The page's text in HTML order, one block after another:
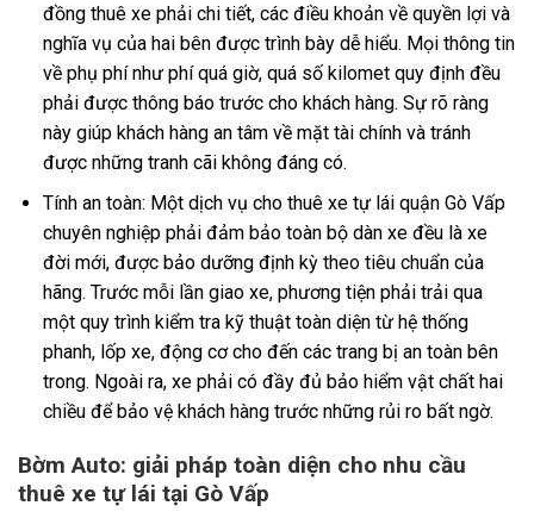
đồng thuê xe phải chi tiết, các điều khoản về quyền lợi và
nghĩa vụ của hai bên được trình bày dễ hiểu. Mọi thông tin
về phụ phí như phí quá giờ, quá số kilomet quy định đều
phải được thông báo trước cho khách hàng. Sự rõ ràng
này giúp khách hàng an tâm về mặt tài chính và tránh
được những tranh cãi không đáng có.
Tính an toàn: Một dịch vụ cho thuê xe tự lái quận Gò Vấp
chuyên nghiệp phải đảm bảo toàn bộ dàn xe đều là xe
đời mới, được bảo dưỡng định kỳ theo tiêu chuẩn của
hãng. Trước mỗi lần giao xe, phương tiện phải trải qua
một quy trình kiểm tra kỹ thuật toàn diện từ hệ thống
phanh, lốp xe, động cơ cho đến các trang bị an toàn bên
trong. Ngoài ra, xe phải có đầy đủ bảo hiểm vật chất hai
chiều để bảo vệ khách hàng trước những rủi ro bất ngờ.
Bờm Auto: giải pháp toàn diện cho nhu cầu
thuê xe tự lái tại Gò Vấp